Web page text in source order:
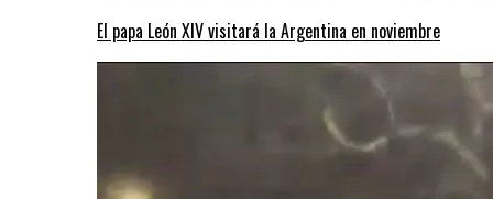
El papa León XIV visitará la Argentina en noviembre